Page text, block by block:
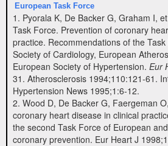
European Task Force
1. Pyorala K, De Backer G, Graham I,
Task Force. Prevention of coronary
practice. Recommendations of the
Society of Cardiology, European
European Society of Hypertension. Eur
31. Atherosclerosis 1994;110:121-61.
Hypertension News 1995;1:6-12.
2. Wood D, De Backer G, Faergeman
coronary heart disease in clinical
the second Task Force of European
coronary prevention. Eur Heart J